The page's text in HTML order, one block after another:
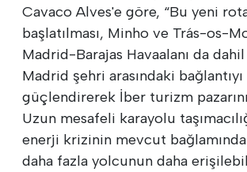
Cavaco Alves'e göre, “Bu yeni
başlatılması, Minho ve Trás-os-
Madrid-Barajas Havaalanı da
Madrid şehri arasındaki bağlantıyı
güçlendirerek İber turizm
Uzun mesafeli karayolu
enerji krizinin mevcut
daha fazla yolcunun daha